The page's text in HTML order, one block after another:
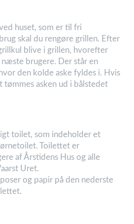
huset, som er til fri
skal du rengøre grillen. Efter
blive i grillen, hvorefter
brugere. Der står en
den kolde aske fyldes i. Hvis
tømmes asken ud i bålstedet
toilet, som indeholder et
Toilettet er
af Årstidens Hus og alle
Uret.
og papir på den nederste